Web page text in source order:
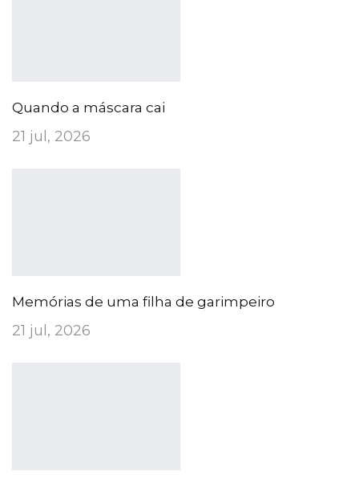
Quando a máscara cai
21 jul, 2026
Memórias de uma filha de garimpeiro
21 jul, 2026